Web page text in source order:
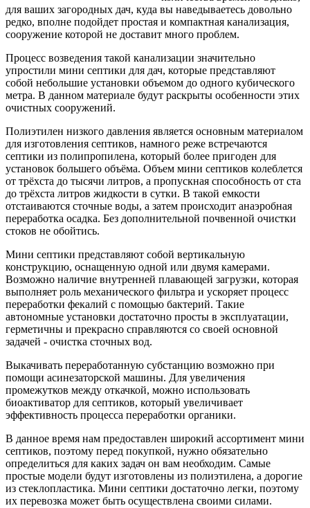
для ваших загородных дач, куда вы наведываетесь довольно
редко, вполне подойдет простая и компактная канализация,
сооружение которой не доставит много проблем.
Процесс возведения такой канализации значительно
упростили мини септики для дач, которые представляют
собой небольшие установки объемом до одного кубического
метра. В данном материале будут раскрыты особенности этих
очистных сооружений.
Полиэтилен низкого давления является основным материалом
для изготовления септиков, намного реже встречаются
септики из полипропилена, который более пригоден для
установок большего объёма. Объем мини септиков колеблется
от трёхста до тысячи литров, а пропускная способность от ста
до трёхста литров жидкости в сутки. В такой емкости
отстаиваются сточные воды, а затем происходит анаэробная
переработка осадка. Без дополнительной почвенной очистки
стоков не обойтись.
Мини септики представляют собой вертикальную
конструкцию, оснащенную одной или двумя камерами.
Возможно наличие внутренней плавающей загрузки, которая
выполняет роль механического фильтра и ускоряет процесс
переработки фекалий с помощью бактерий. Такие
автономные установки достаточно просты в эксплуатации,
герметичны и прекрасно справляются со своей основной
задачей - очистка сточных вод.
Выкачивать переработанную субстанцию возможно при
помощи асинезаторской машины. Для увеличения
промежутков между откачкой, можно использовать
биоактиватор для септиков, который увеличивает
эффективность процесса переработки органики.
В данное время нам предоставлен широкий ассортимент мини
септиков, поэтому перед покупкой, нужно обязательно
определиться для каких задач он вам необходим. Самые
простые модели будут изготовлены из полиэтилена, а дорогие
из стеклопластика. Мини септики достаточно легки, поэтому
их перевозка может быть осуществлена своими силами.